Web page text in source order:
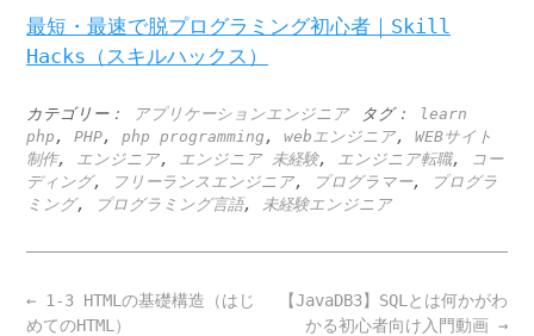
最短・最速で脱プログラミング初心者｜Skill
Hacks（スキルハックス）
カテゴリー： アプリケーションエンジニア タグ：
learn
php , PHP, php programming , webエンジニア, WEBサイト
制作, エンジニア, エンジニア 未経験, エンジニア転職,
コー
ディング, フリーランスエンジニア, プログラマー,
プログラ
ミング, プログラミング言語, 未経験エンジニア
Post
navigation
【JavaDB3】SQLとは何かがわ
かる初心者向け入門動画 →
← 1-3 HTMLの基礎構造（はじ
めてのHTML）